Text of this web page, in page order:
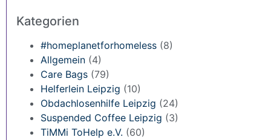
Kategorien
#homeplanetforhomeless (8)
Allgemein (4)
Care Bags (79)
Helferlein Leipzig (10)
Obdachlosenhilfe Leipzig (24)
Suspended Coffee Leipzig (3)
TiMMi ToHelp e.V. (60)